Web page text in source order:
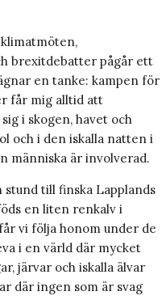
brexitdebatter pågår ett
en tanke: kampen för
får mig alltid att
i skogen, havet och
och i den iskalla natten i
människa är involverad.
till finska Lapplands
en liten renkalv i
vi följa honom under de
i en värld där mycket
järvar och iskalla älvar
där ingen som är svag